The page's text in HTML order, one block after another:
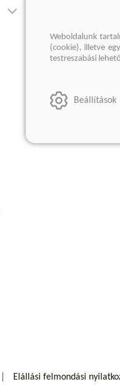
Elállási felmondási
Weboldalunk
(cookie), illetve
testreszabási
Beállítások